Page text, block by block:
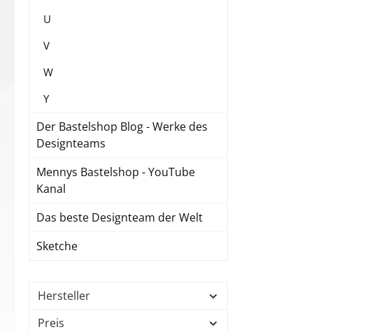
U
V
W
Y
Der Bastelshop Blog - Werke des
Designteams
Mennys Bastelshop - YouTube
Kanal
Das beste Designteam der Welt
Sketche
Hersteller
Preis